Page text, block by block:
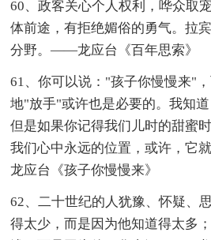
60、政客关心个人权利，哗众取
体前途，有拒绝媚俗的勇气。拉
分野。——龙应台《百年思索》
61、你可以说："孩子你慢慢来"
地"放手"或许也是必要的。我知道
但是如果你记得我们儿时的甜蜜
我们心中永远的位置，或许，
龙应台《孩子你慢慢来》
62、二十世纪的人犹豫、怀疑、
得太少，而是因为他知道得太多